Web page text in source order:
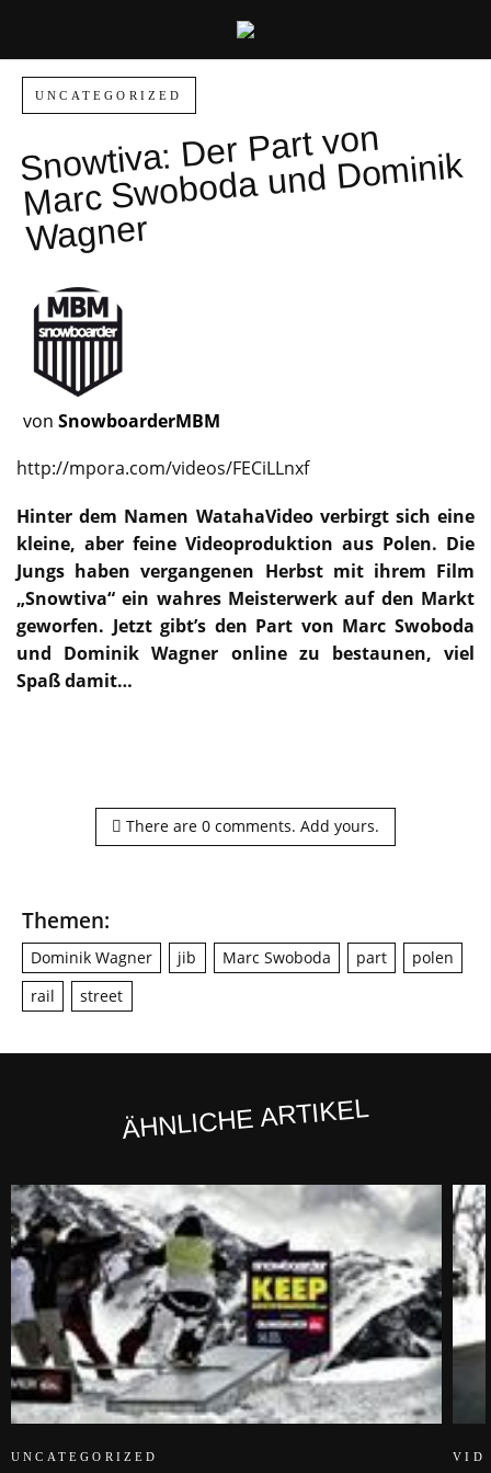
UNCATEGORIZED
Sno
wtiva:
Der Part von
Marc S
woboda und
Do
minik
Wagner
von SnowboarderMBM
http://mpora.com/videos/FECiLLnxf
Hinter dem Namen WatahaVideo verbirgt sich eine
kleine, aber feine Videoproduktion aus Polen. Die
Jungs haben vergangenen Herbst mit ihrem Film
„Snowtiva“ ein wahres Meisterwerk auf den Markt
geworfen. Jetzt gibt’s den Part von Marc Swoboda
und Dominik Wagner online zu bestaunen, viel
Spaß damit…
There are 0 comments. Add yours.
Themen:
Dominik Wagner jib Marc Swoboda part
polen
rail
street
ÄHNLICHE ARTIKEL
UNCATEGORIZED